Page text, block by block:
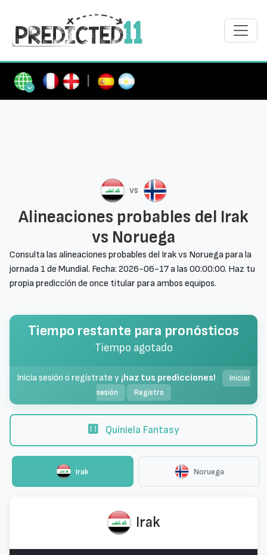
vs
Alineaciones probables del Irak
vs Noruega
Consulta las alineaciones probables del Irak vs Noruega para la
jornada 1 de Mundial. Fecha: 2026-06-17 a las 00:00:00. Haz tu
propia predicción de once titular para ambos equipos.
Tiempo restante para pronósticos
Tiempo agotado
Inicia sesión o regístrate y ¡haz tus predicciones!
Iniciar
sesión
Registro
Quiniela Fantasy
Irak Noruega
Irak